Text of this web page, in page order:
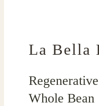
La Bella
Whole Bean